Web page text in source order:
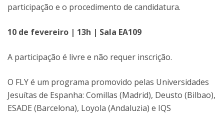
participação e o procedimento de candidatura.
10 de fevereiro | 13h | Sala EA109
A participação é livre e não requer inscrição.
O FLY é um programa promovido pelas Universidades
Jesuítas de Espanha: Comillas (Madrid), Deusto (Bilbao),
ESADE (Barcelona), Loyola (Andaluzia) e IQS